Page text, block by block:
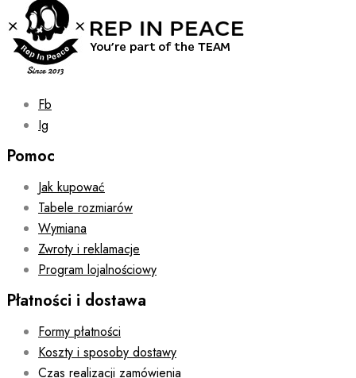
Fb
Ig
Pomoc
Jak kupować
Tabele rozmiarów
Wymiana
Zwroty i reklamacje
Program lojalnościowy
Płatności i dostawa
Formy płatności
Koszty i sposoby dostawy
Czas realizacji zamówienia